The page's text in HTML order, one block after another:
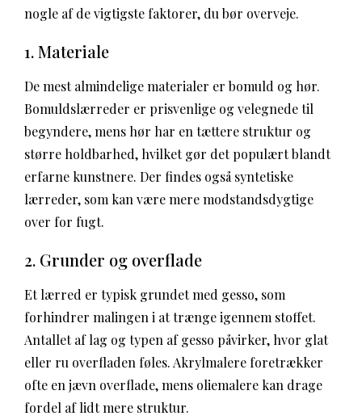
nogle af de vigtigste faktorer, du bør overveje.
1. Materiale
De mest almindelige materialer er bomuld og hør.
Bomuldslærreder er prisvenlige og velegnede til
begyndere, mens hør har en tættere struktur og
større holdbarhed, hvilket gør det populært blandt
erfarne kunstnere. Der findes også syntetiske
lærreder, som kan være mere modstandsdygtige
over for fugt.
2. Grunder og overflade
Et lærred er typisk grundet med gesso, som
forhindrer malingen i at trænge igennem stoffet.
Antallet af lag og typen af gesso påvirker, hvor glat
eller ru overfladen føles. Akrylmalere foretrækker
ofte en jævn overflade, mens oliemalere kan drage
fordel af lidt mere struktur.